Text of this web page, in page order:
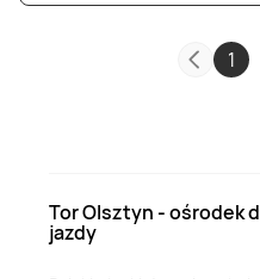
1
Tor Olsztyn - ośrodek
jazdy